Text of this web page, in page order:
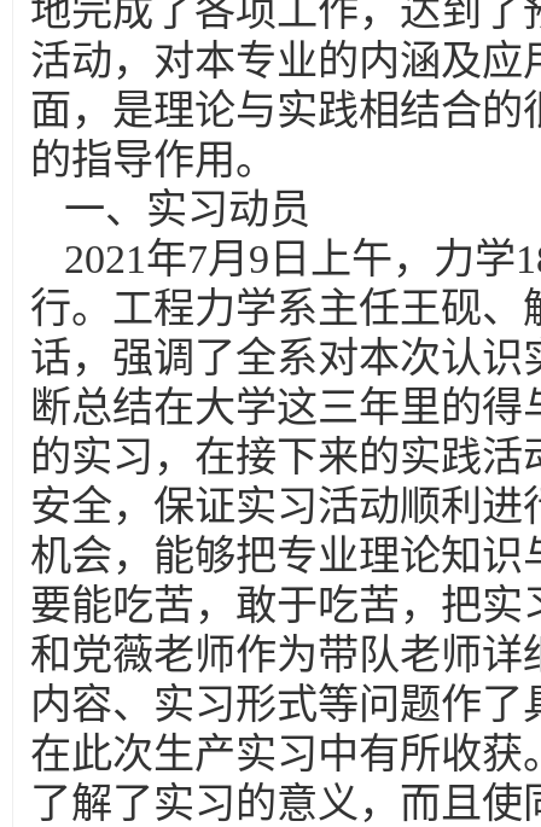
地完成了各项工作，达到
活动，对本专业的内涵及
面，是理论与实践相结合
的指导作用。
一、实习动员
2021年7月9日上午，力学
行。工程力学系主任王砚
话，强调了全系对本次认
断总结在大学这三年里的
的实习，在接下来的实践
安全，保证实习活动顺利
机会，能够把专业理论知
要能吃苦，敢于吃苦，把
和党薇老师作为带队老师
内容、实习形式等问题作
在此次生产实习中有所收
了解了实习的意义，而且